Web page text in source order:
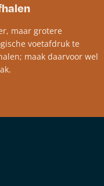
maar grotere
voetafdruk te
maak daarvoor wel